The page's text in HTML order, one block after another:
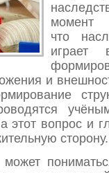
момент
что
играет
и
этот вопрос и
сторону.